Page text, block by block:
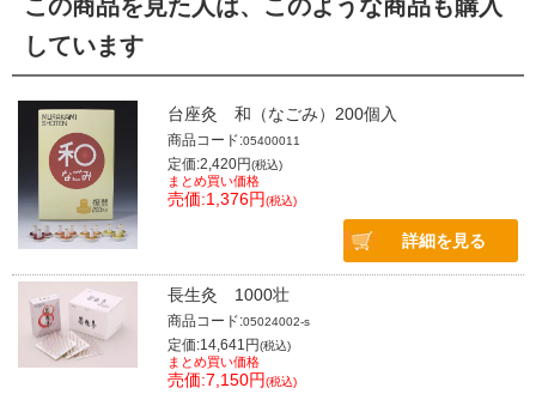
この商品を見た人は、このような商品も購入
しています
台座灸 和（なごみ）200個入
商品コード:05400011
定価:2,420円(税込)
まとめ買い価格
売価:1,376円(税込)
詳細を見る
長生灸 1000壮
商品コード:05024002-s
定価:14,641円(税込)
まとめ買い価格
売価:7,150円(税込)